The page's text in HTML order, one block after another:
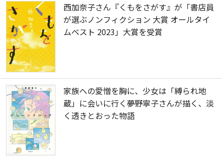
西加奈子さん『くもをさがす』が「書店員
が選ぶノンフィクション ⼤賞 オールタイ
ムベスト 2023」大賞を受賞
家族への愛憎を胸に、少女は「縛られ地
蔵」に会いに行く――夢野寧子さんが描く、淡
く透きとおった物語